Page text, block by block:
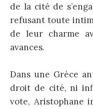
de la cité de
refusant toute
de leur charme
avances.
Dans une Grèce
droit de cité, ni
vote, Aristophane